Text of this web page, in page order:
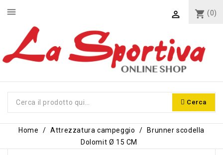
shopping_cart (0)

Cerca
menu
Home Attrezzatura campeggio
Brunner scodella
Dolomit Ø 15 CM